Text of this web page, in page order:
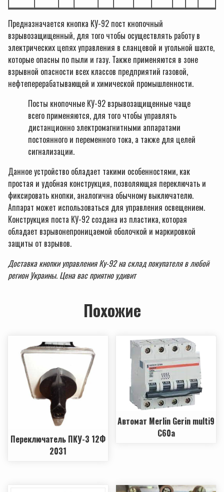
Предназначается кнопка КУ-92 пост кнопочный
взрывозащищенный, для того чтобы осуществлять работу в
электрических цепях управления в сланцевой и угольной шахте,
которые опасны по пыли и газу. Также применяются в зоне
взрывной опасности всех классов предприятий газовой,
нефтеперерабатывающей и химической промышленности.
Посты кнопочные КУ-92 взрывозащищенные чаще
всего применяются, для того чтобы управлять
дистанционно электромагнитными аппаратами
постоянного и переменного тока, а также для целей
сигнализации.
Данное устройство обладает такими особенностями, как
простая и удобная конструкция, позволяющая переключать и
фиксировать кнопки, аналогична обычному выключателю.
Аппарат может использоваться для управления освещением.
Конструкция поста КУ-92 создана из пластика, которая
обладает взрывонепроницаемой оболочкой и маркировкой
защиты от взрывов.
Доставка кнопки управления Ку-92 на склад покупателя в любой
регион Украины. Цена вас приятно удивит
Похожие
Переключатель ПКУ-3 12Ф
2031
Автомат Merlin Gerin multi9
C60a